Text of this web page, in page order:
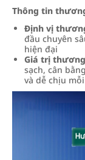
Thông tin
Định vị
đầu chuyên
hiện đại
Giá trị
sạch, cân
và dễ chịu